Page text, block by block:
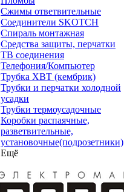
Сжимы ответвительные
Соединители SKOTCH
Спираль монтажная
Средства защиты, перчатки
ТВ соединения
Телефония/Компьютер
Трубка ХВТ (кембрик)
Трубки и перчатки холодной
усадки
Трубки термоусадочные
Коробки распаячные,
разветвительные,
установочные(подрозетники)
Ещё